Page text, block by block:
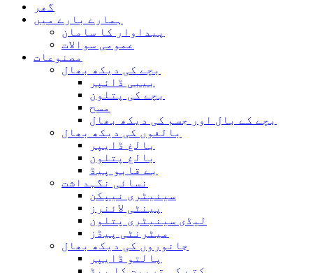
گھر
ہمارے بارے میں
پیداوار کا سامان
عمومی سوالات
مصنوعات
بچے کی دیکھ بھال
بیبی ڈائپر
بچے کی پتلون
مسح
بچے کے بال اور جسم کی دیکھ بھال
بالغوں کی دیکھ بھال
بالغ ڈایپر
بالغ پتلون
بے قابو پیڈ
نسائی نگہداشت
سینیٹری نیپکن
پینٹی لائنرز
لیڈی سینیٹری پتلون
میٹرنٹی پیڈز
جانوروں کی دیکھ بھال
پالتو ڈایپر
کتے کی تربیت کا پیڈ